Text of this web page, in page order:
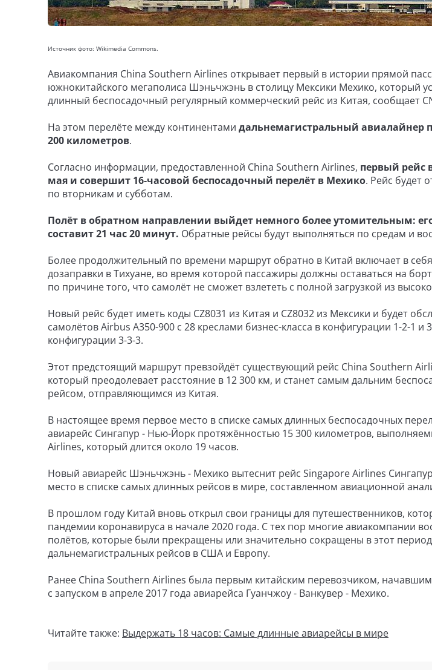
Источник фото: Wikimedia Commons.
Авиакомпания China Southern Airlines открывает первый в истории прямой
южнокитайского мегаполиса Шэньчжэнь в столицу Мексики Мехико, который
длинный беспосадочный регулярный коммерческий рейс из Китая, сообщает
На этом перелёте между континентами дальнемагистральный авиалайнер
200 километров.
Согласно информации, предоставленной China Southern Airlines, первый рейс
мая и совершит 16-часовой беспосадочный перелёт в Мехико. Рейс будет
по вторникам и субботам.
Полёт в обратном направлении выйдет немного более утомительным:
составит 21 час 20 минут. Обратные рейсы будут выполняться по средам и
Более продолжительный по времени маршрут обратно в Китай включает в
дозаправки в Тихуане, во время которой пассажиры должны оставаться на
по причине того, что самолёт не сможет взлететь с полной загрузкой из
Новый рейс будет иметь коды CZ8031 из Китая и CZ8032 из Мексики и будет
самолётов Airbus A350-900 с 28 креслами бизнес-класса в конфигурации 1-2-1 и
конфигурации 3-3-3.
Этот предстоящий маршрут превзойдёт существующий рейс China Southern
который преодолевает расстояние в 12 300 км, и станет самым дальним
рейсом, отправляющимся из Китая.
В настоящее время первое место в списке самых длинных беспосадочных
авиарейс Сингапур - Нью-Йорк протяжённостью 15 300 километров,
Airlines, который длится около 19 часов.
Новый авиарейс Шэньчжэнь - Мехико вытеснит рейс Singapore Airlines
место в списке самых длинных рейсов в мире, составленном авиационной
В прошлом году Китай вновь открыл свои границы для путешественников,
пандемии коронавируса в начале 2020 года. С тех пор многие авиакомпании
полётов, которые были прекращены или значительно сокращены в этот
дальнемагистральных рейсов в США и Европу.
Ранее China Southern Airlines была первым китайским перевозчиком,
с запуском в апреле 2017 года авиарейса Гуанчжоу - Ванкувер - Мехико.
Читайте также: Выдержать 18 часов: Самые длинные авиарейсы в мире